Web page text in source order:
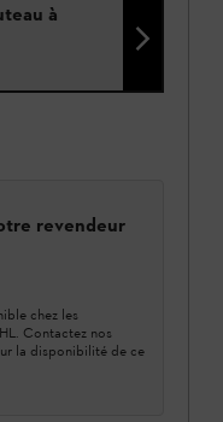
à
revendeur
chez les
Contactez nos
la disponibilité de ce